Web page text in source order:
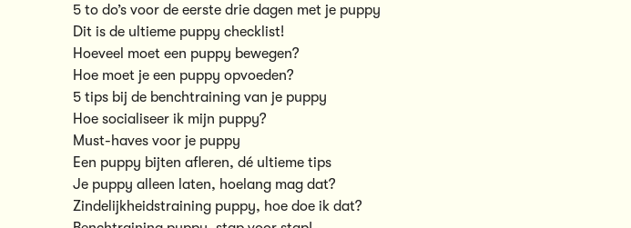
5 to do’s voor de eerste drie dagen met je puppy
Dit is de ultieme puppy checklist!
Hoeveel moet een puppy bewegen?
Hoe moet je een puppy opvoeden?
5 tips bij de benchtraining van je puppy
Hoe socialiseer ik mijn puppy?
Must-haves voor je puppy
Een puppy bijten afleren, dé ultieme tips
Je puppy alleen laten, hoelang mag dat?
Zindelijkheidstraining puppy, hoe doe ik dat?